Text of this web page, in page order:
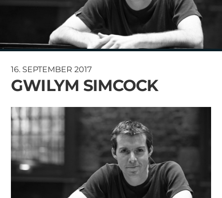
16. SEPTEMBER 2017
GWILYM SIMCOCK